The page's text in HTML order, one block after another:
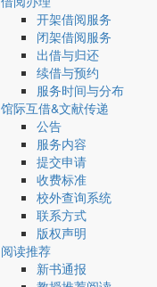
开架借阅服务
闭架借阅服务
出借与归还
续借与预约
服务时间与分布
馆际互借&文献传递
公告
服务内容
提交申请
收费标准
校外查询系统
联系方式
版权声明
阅读推荐
新书通报